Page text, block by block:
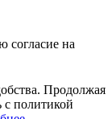
согласие на
Продолжая
с политикой